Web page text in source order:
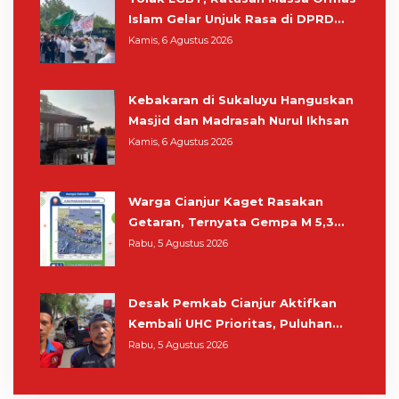
Islam Gelar Unjuk Rasa di DPRD
Cianjur
Kamis, 6 Agustus 2026
Kebakaran di Sukaluyu Hanguskan
Masjid dan Madrasah Nurul Ikhsan
Kamis, 6 Agustus 2026
Warga Cianjur Kaget Rasakan
Getaran, Ternyata Gempa M 5,3
Berpusat di Pangandaran
Rabu, 5 Agustus 2026
Desak Pemkab Cianjur Aktifkan
Kembali UHC Prioritas, Puluhan
Warga Unjuk Rasa di Pendopo
Rabu, 5 Agustus 2026